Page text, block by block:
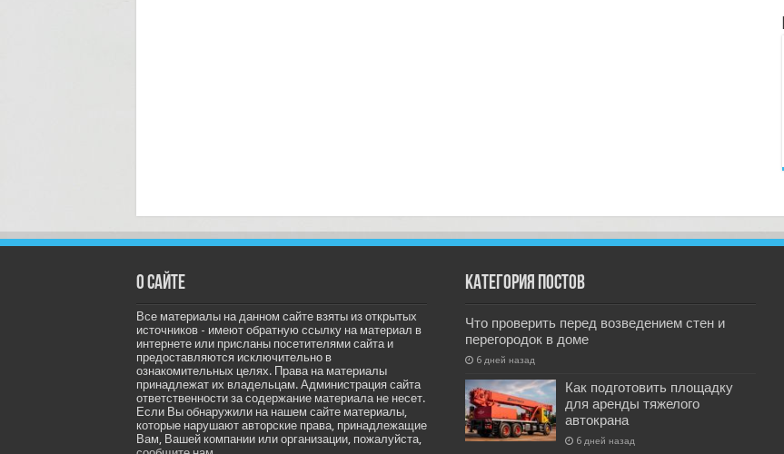
О сайте
Все материалы на данном сайте взяты из открытых
источников - имеют обратную ссылку на материал в
интернете или присланы посетителями сайта и
предоставляются исключительно в
ознакомительных целях. Права на материалы
принадлежат их владельцам. Администрация сайта
ответственности за содержание материала не несет.
Если Вы обнаружили на нашем сайте материалы,
которые нарушают авторские права, принадлежащие
Вам, Вашей компании или организации, пожалуйста,
Категория постов
Что проверить перед возведением стен и
перегородок в доме
6 дней назад
Как подготовить площадку
для аренды тяжелого
автокрана
6 дней назад